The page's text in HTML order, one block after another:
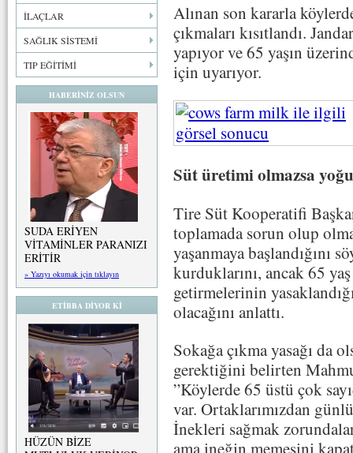
İLAÇLAR
SAĞLIK SİSTEMİ
TIP EĞİTİMİ
HABERİNİZ OLSUN
SUDA ERİYEN
VİTAMİNLER PARANIZI
ERİTİR
» Yazıyı okumak için tıklayın
ETİBBA DİYOR Kİ
HÜZÜN BİZE
Alınan son kararla
çıkmaları kısıtlandı.
yapıyor ve 65 yaşın
için uyarıyor.
Süt üretimi olmazsa
Tire Süt Kooperatifi
toplamada sorun olup
yaşanmaya başlandığını
kurduklarını, ancak 65
getirmelerinin
olacağını anlattı.
Sokağa çıkma yasağı da
gerektiğini belirten
”Köylerde 65 üstü çok
var. Ortaklarımızdan
İnekleri sağmak
ama ineğin memesini